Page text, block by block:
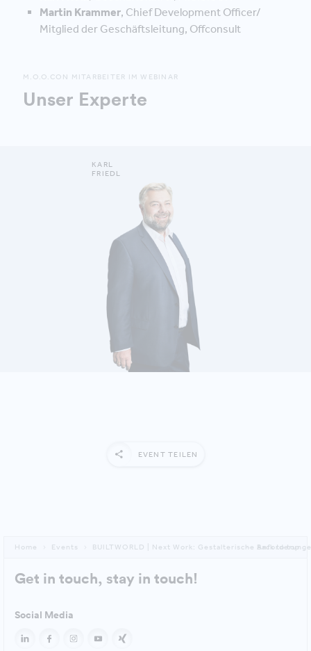
Martin Krammer, Chief Development Officer/
Mitglied der Geschäftsleitung, Offconsult
M.O.O.CON MITARBEITER IM WEBINAR
Unser Experte
MEHR ERFAHREN
KARL
FRIEDL
EVENT TEILEN
Home Events BUILTWORLD | Next Work: GestalterischeBack to top
Get in touch, stay in touch!
Social Media